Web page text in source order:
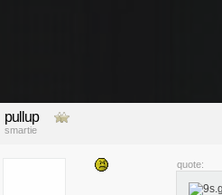
pullup
smartie
quote: